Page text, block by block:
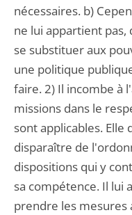
nécessaires. b)
ne lui appartient pas,
se substituer aux
une politique
faire. 2) Il incombe à
missions dans le
sont applicables. Elle
disparaître de
dispositions qui y
sa compétence. Il lui
prendre les